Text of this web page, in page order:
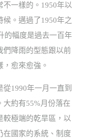
不一樣的。1950年以
。邁過了1950年之
的幅度是過去一百年
們降雨的型態跟以前
愈來愈強。
1990年一月一直到
大約有55%月份落在
較極端的乾旱區，以
在國家的系統、制度